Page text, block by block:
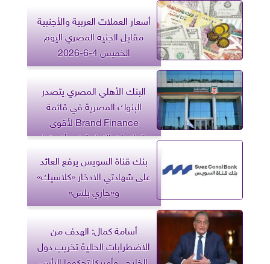
أسعار العملات العربية والأجنبية
مقابل الجنيه المصري اليوم
الخميس 4-6-2026
البنك الأهلي المصري يتصدر
البنوك المصرية في قائمة
Brand Finance لأقوى
العلامات التجارية في أفريقيا
بنك قناة السويس يرفع العائد
على شهادتي الادخار «كلاسيك»
و«جاري بلس»
أسامة كمال: الهدف من
الاضطرابات الحالية تخريب دول